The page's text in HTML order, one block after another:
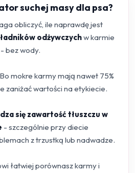
suchej masy dla psa?
obliczyć, ile naprawdę jest
odżywczychw karmie
- bez wody.
mokre karmy mają nawet 75%
zaniżać wartości na etykiecie.
się zawartość tłuszczu w
- szczególnie przy diecie
z trzustką lub nadwadze.
łatwiej porównasz karmy i